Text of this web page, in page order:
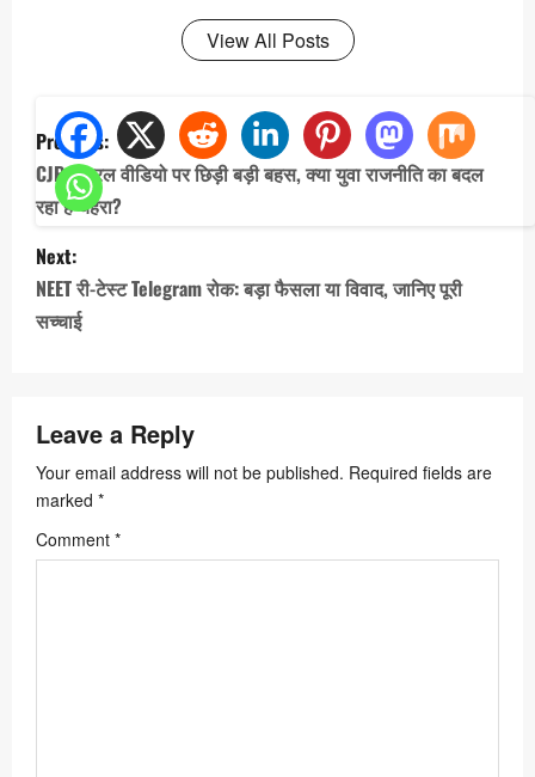
View All Posts
P
o
s
t
n
a
g
a
t
i
Previous:
CJP वायरल वीडियो पर छिड़ी बड़ी बहस, क्या युवा राजनीति का बदल
रहा है चेहरा?
Next:
NEET री-टेस्ट Telegram रोक: बड़ा फैसला या विवाद, जानिए पूरी
सच्चाई
Leave a Reply
Your email address will not be published. Required fields are
marked *
Comment *